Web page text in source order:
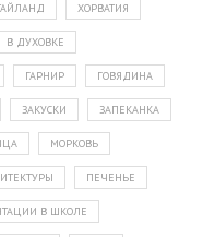
ХОРВАТИЯ
В ДУХОВКЕ
ГАРНИР ГОВЯДИНА
ЗАКУСКИ ЗАПЕКАНКА
МОРКОВЬ
ПЕЧЕНЬЕ
В ШКОЛЕ